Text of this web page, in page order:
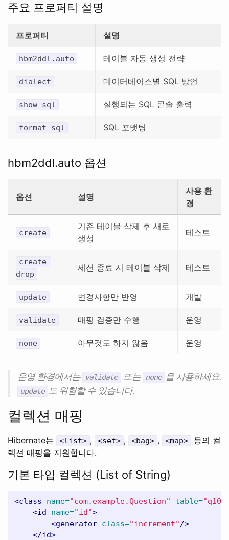
주요 프로퍼티 설명
프로퍼티 설명
hbm2ddl.auto 테이블 자동 생성 전략
dialect 데이터베이스별 SQL 방언
show_sql 실행되는 SQL 콘솔 출력
format_sql SQL 포맷팅
hbm2ddl.auto 옵션
옵션 설명
사용 환
경
create
기존 테이블 삭제 후 새로
생성
테스트
create-
drop
세션 종료 시 테이블 삭제 테스트
update 변경사항만 반영 개발
validate 매핑 검증만 수행 운영
none 아무것도 하지 않음 운영
운영 환경에서는 validate 또는 none 을 사용하세요.
update 도 위험할 수 있습니다.
컬렉션 매핑
Hibernate는 <list> , <set> , <bag> , <map>
등의 컬
렉션 매핑을 지원합니다.
기본 타입 컬렉션 (List of String)
<class name="com.example.Question" table=
<id
name="id">
<generator class="increment"/>
</id>